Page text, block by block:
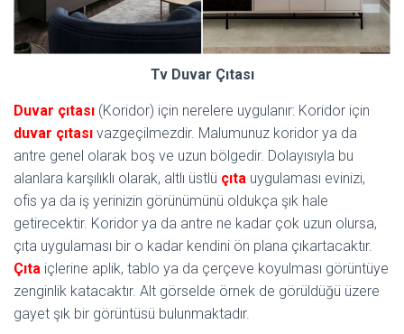
Tv Duvar Çıtası
Duvar çıtası (Koridor) için nerelere uygulanır: Koridor için
duvar çıtası vazgeçilmezdir. Malumunuz koridor ya da
antre genel olarak boş ve uzun bölgedir. Dolayısıyla bu
alanlara karşılıklı olarak, altlı üstlü çıta uygulaması evinizi,
ofis ya da iş yerinizin görünümünü oldukça şık hale
getirecektir. Koridor ya da antre ne kadar çok uzun olursa,
çıta uygulaması bir o kadar kendini ön plana çıkartacaktır.
Çıta içlerine aplik, tablo ya da çerçeve koyulması görüntüye
zenginlik katacaktır. Alt görselde örnek de görüldüğü üzere
gayet şık bir görüntüsü bulunmaktadır.